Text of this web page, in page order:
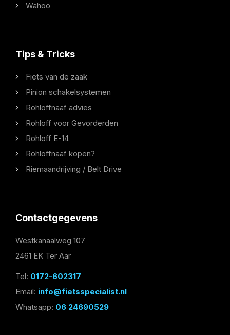
Wahoo
Tips & Tricks
Fiets van de zaak
Pinion schakelsystemen
Rohloffnaaf advies
Rohloff voor Gevorderden
Rohloff E-14
Rohloffnaaf kopen?
Riemaandrijving / Belt Drive
Contactgegevens
Westkanaalweg 107
2461 EK Ter Aar
Tel: 0172-602317
Email: info@fietsspecialist.nl
Whatsapp: 06 24690529